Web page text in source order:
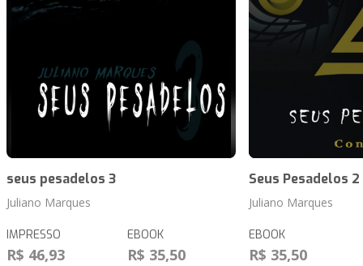
seus pesadelos 3
Juliano Marques
IMPRESSO
R$ 46,93
EBOOK
R$ 35,50
Seus Pesadelos 2
Juliano Marques
EBOOK
R$ 35,50